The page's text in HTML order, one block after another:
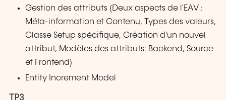
Gestion des attributs (Deux aspects de l'EAV :
Méta-information et Contenu, Types des valeurs,
Classe Setup spécifique, Création d'un nouvel
attribut, Modèles des attributs: Backend, Source
et Frontend)
Entity Increment Model